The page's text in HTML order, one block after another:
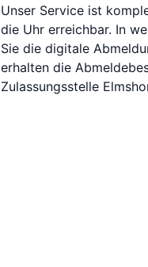
Unser Service ist
die Uhr erreichbar. In
Sie die digitale
erhalten die
Zulassungsstelle